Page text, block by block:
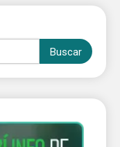
Buscar